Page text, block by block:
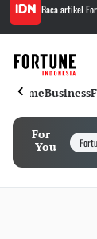
Baca artikel
HomeBusiness
For
You